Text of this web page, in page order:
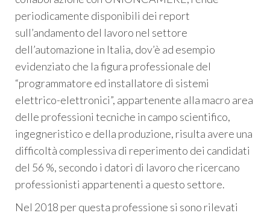
periodicamente disponibili dei report
sull’andamento del lavoro nel settore
dell’automazione in Italia, dov’è ad esempio
evidenziato che la figura professionale del
“programmatore ed installatore di sistemi
elettrico-elettronici”, appartenente alla macro area
delle professioni tecniche in campo scientifico,
ingegneristico e della produzione, risulta avere una
difficoltà complessiva di reperimento dei candidati
del 56 %, secondo i datori di lavoro che ricercano
professionisti appartenenti a questo settore.
Nel 2018 per questa professione si sono rilevati